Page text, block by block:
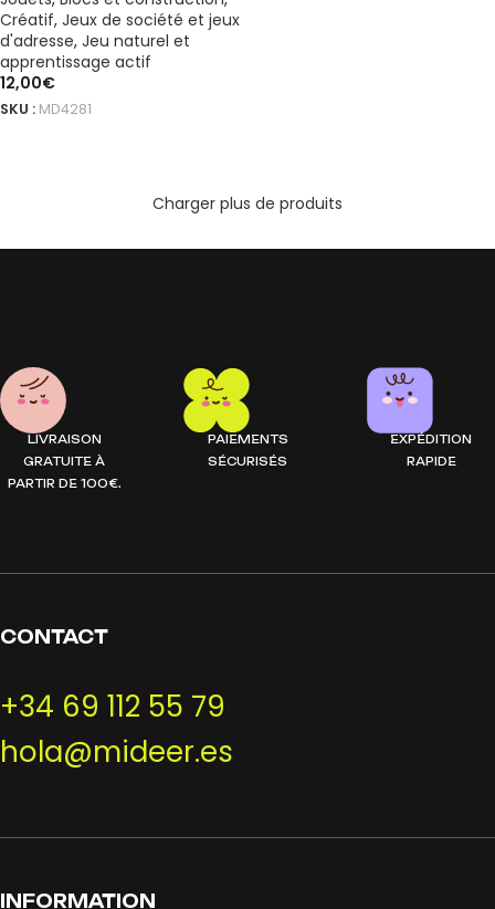
Créatif, Jeux de société et jeux
d'adresse, Jeu naturel et
apprentissage actif
12,00€
SKU : MD4281
Charger plus de produits
LIVRAISON
GRATUITE À
PARTIR DE 100€.
PAIEMENTS
SÉCURISÉS
EXPÉDITION
RAPIDE
CONTACT
+34 69 112 55 79
hola@mideer.es
INFORMATION